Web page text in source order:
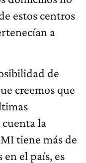
estos centros
a
de
creemos que
la
tiene más de
el país, es